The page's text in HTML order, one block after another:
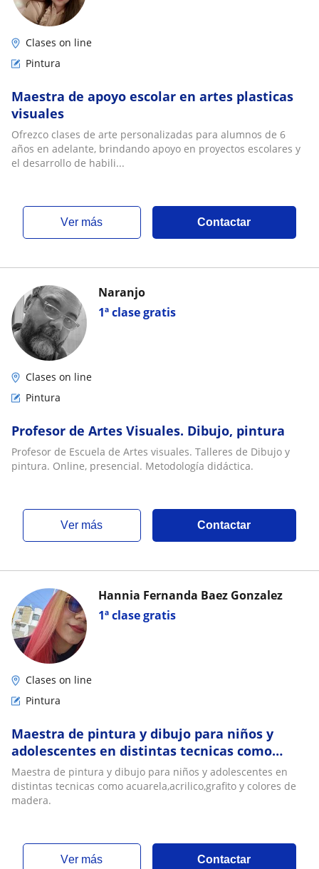
Clases on line
Pintura
Maestra de apoyo escolar en artes plasticas
visuales
Ofrezco clases de arte personalizadas para alumnos de 6
años en adelante, brindando apoyo en proyectos escolares y
el desarrollo de habili...
ver más Contactar
1ª clase gratis
Naranjo
Clases on line
Pintura
Profesor de Artes Visuales. Dibujo, pintura
Profesor de Escuela de Artes visuales. Talleres de Dibujo y
pintura. Online, presencial. Metodología didáctica.
ver más Contactar
1ª clase gratis
Hannia Fernanda Baez Gonzalez
Clases on line
Pintura
Maestra de pintura y dibujo para niños y
adolescentes en distintas tecnicas como
acuarela,acrilico,grafito y colores de madera
Maestra de pintura y dibujo para niños y adolescentes en
distintas tecnicas como acuarela,acrilico,grafito y colores de
madera.
ver más Contactar